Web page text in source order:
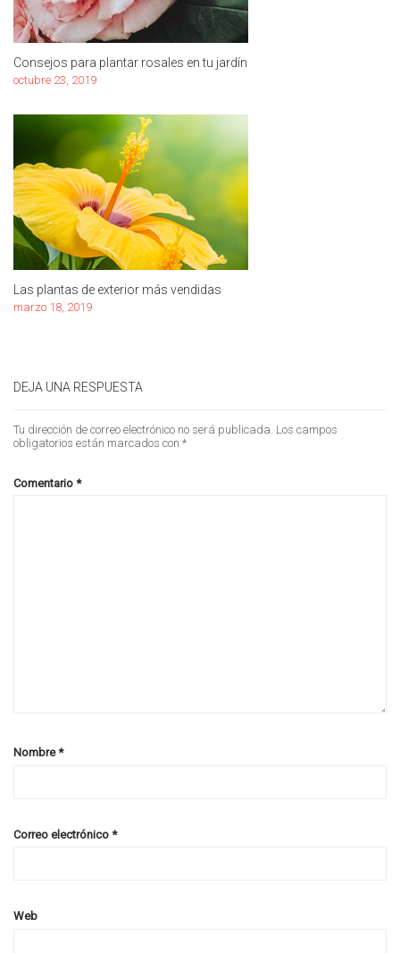
Consejos para plantar rosales en tu jardín
octubre 23, 2019
Las plantas de exterior más vendidas
marzo 18, 2019
DEJA UNA RESPUESTA
Tu dirección de correo electrónico no será publicada. Los campos
obligatorios están marcados con *
Comentario *
Nombre*
Correo electrónico *
Web